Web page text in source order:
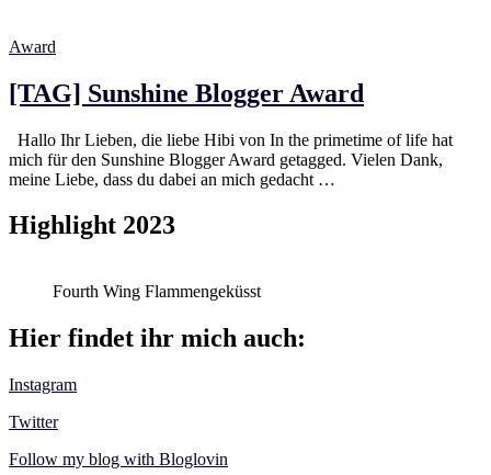
Award
[TAG] Sunshine Blogger Award
Hallo Ihr Lieben, die liebe Hibi von In the primetime of life hat
mich für den Sunshine Blogger Award getagged. Vielen Dank,
meine Liebe, dass du dabei an mich gedacht …
Highlight 2023
Fourth Wing Flammengeküsst
Hier findet ihr mich auch:
Instagram
Twitter
Follow my blog with Bloglovin